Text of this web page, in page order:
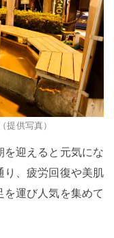
提供写真）
を迎えると元気にな
り、疲労回復や美肌
運び人気を集めて